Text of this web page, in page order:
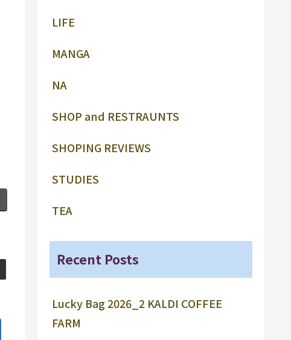
LIFE
MANGA
NA
SHOP and RESTRAUNTS
SHOPING REVIEWS
STUDIES
TEA
Recent Posts
Lucky Bag 2026_2 KALDI COFFEE
FARM